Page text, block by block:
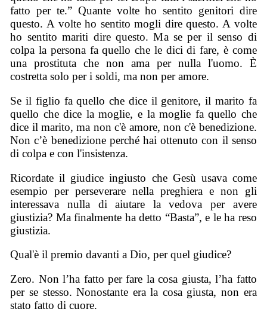
fatto per te.” Quante volte ho sentito genitori dire
questo. A volte ho sentito mogli dire questo. A volte
ho sentito mariti dire questo. Ma se per il senso di
colpa la persona fa quello che le dici di fare, è come
una prostituta che non ama per nulla l'uomo. È
costretta solo per i soldi, ma non per amore.
Se il figlio fa quello che dice il genitore, il marito fa
quello che dice la moglie, e la moglie fa quello che
dice il marito, ma non c'è amore, non c'è benedizione.
Non c’è benedizione perché hai ottenuto con il senso
di colpa e con l'insistenza.
Ricordate il giudice ingiusto che Gesù usava come
esempio per perseverare nella preghiera e non gli
interessava nulla di aiutare la vedova per avere
giustizia? Ma finalmente ha detto “Basta”, e le ha reso
giustizia.
Qual'è il premio davanti a Dio, per quel giudice?
Zero. Non l’ha fatto per fare la cosa giusta, l’ha fatto
per se stesso. Nonostante era la cosa giusta, non era
stato fatto di cuore.